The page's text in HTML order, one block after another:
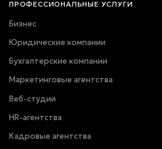
ПРОФЕССИОНАЛЬНЫЕ УСЛУГИ
Бизнес
Юридические компании
Бухгалтерские компании
Маркетинговые агентства
Веб-студии
HR-агентства
Кадровые агентства